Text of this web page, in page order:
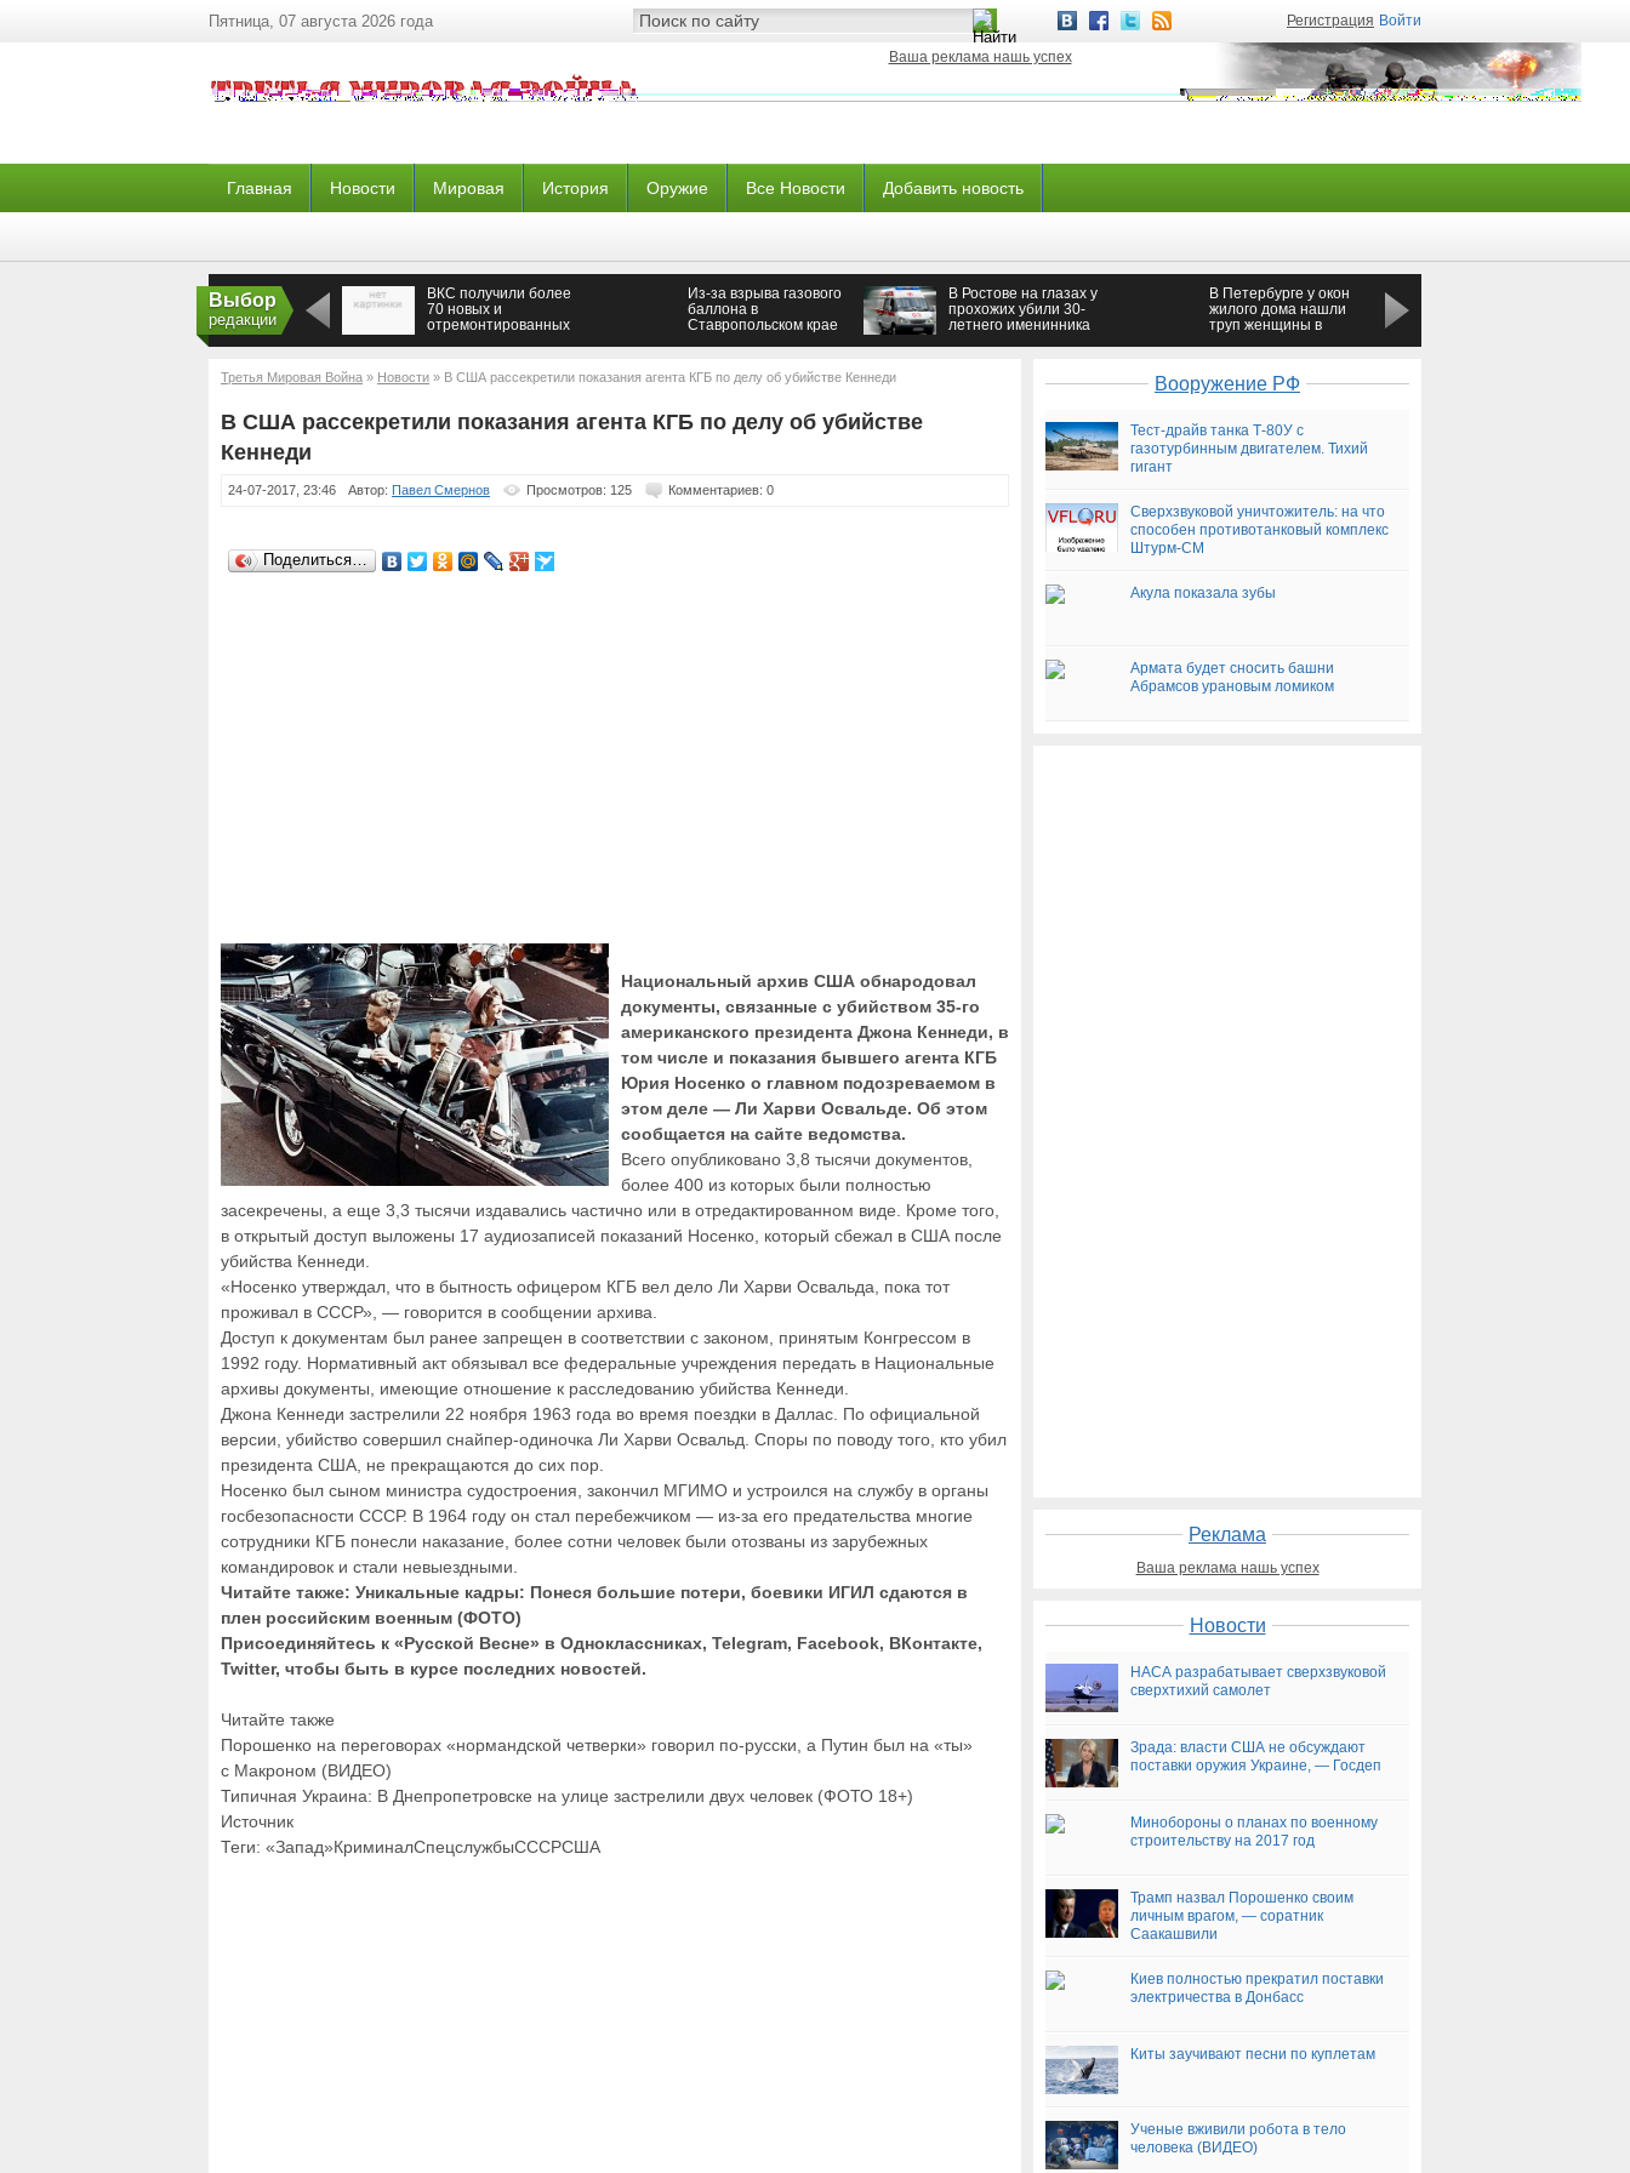
Пятница, 07 августа 2026 года Регистрация Войти
Ваша реклама нашь успех
Главная Новости Мировая История Оружие Все Новости Добавить новость
Выбор
редакции
ВКС получили более
70 новых и
отремонтированных
Из-за взрыва газового
баллона в
Ставропольском крае
В Ростове на глазах у
прохожих убили 30-
летнего именинника
В Петербурге у окон
жилого дома нашли
труп женщины в
Третья Мировая Война » Новости » В США рассекретили показания агента КГБ по делу об убийстве Кеннеди
В США рассекретили показания агента КГБ по делу об убийстве
Кеннеди
24-07-2017, 23:46 Автор: Павел Смернов Просмотров: 125 Комментариев: 0
Поделиться…
Национальный архив США обнародовал
документы, связанные с убийством 35-го
американского президента Джона Кеннеди, в
том числе и показания бывшего агента КГБ
Юрия Носенко о главном подозреваемом в
этом деле — Ли Харви Освальде. Об этом
сообщается на сайте ведомства.
Всего опубликовано 3,8 тысячи документов,
более 400 из которых были полностью
засекречены, а еще 3,3 тысячи издавались частично или в отредактированном виде. Кроме того,
в открытый доступ выложены 17 аудиозаписей показаний Носенко, который сбежал в США после
убийства Кеннеди.
«Носенко утверждал, что в бытность офицером КГБ вел дело Ли Харви Освальда, пока тот
проживал в СССР», — говорится в сообщении архива.
Доступ к документам был ранее запрещен в соответствии с законом, принятым Конгрессом в
1992 году. Нормативный акт обязывал все федеральные учреждения передать в Национальные
архивы документы, имеющие отношение к расследованию убийства Кеннеди.
Джона Кеннеди застрелили 22 ноября 1963 года во время поездки в Даллас. По официальной
версии, убийство совершил снайпер-одиночка Ли Харви Освальд. Споры по поводу того, кто убил
президента США, не прекращаются до сих пор.
Носенко был сыном министра судостроения, закончил МГИМО и устроился на службу в органы
госбезопасности СССР. В 1964 году он стал перебежчиком — из-за его предательства многие
сотрудники КГБ понесли наказание, более сотни человек были отозваны из зарубежных
командировок и стали невыездными.
Читайте также: Уникальные кадры: Понеся большие потери, боевики ИГИЛ сдаются в
плен российским военным (ФОТО)
Присоединяйтесь к «Русской Весне» в Одноклассниках, Telegram, Facebook, ВКонтакте,
Twitter, чтобы быть в курсе последних новостей.
Читайте также
Порошенко на переговорах «нормандской четверки» говорил по-русски, а Путин был на «ты»
с Макроном (ВИДЕО)
Типичная Украина: В Днепропетровске на улице застрелили двух человек (ФОТО 18+)
Источник
Теги: «Запад»КриминалСпецслужбыСССРСША
Вооружение РФ
Тест-драйв танка Т-80У с
газотурбинным двигателем. Тихий
гигант
Сверхзвуковой уничтожитель: на что
способен противотанковый комплекс
Штурм-СМ
Акула показала зубы
Армата будет сносить башни
Абрамсов урановым ломиком
Реклама
Ваша реклама нашь успех
Новости
НАСА разрабатывает сверхзвуковой
сверхтихий самолет
Зрада: власти США не обсуждают
поставки оружия Украине, — Госдеп
Минобороны о планах по военному
строительству на 2017 год
Трамп назвал Порошенко своим
личным врагом, — соратник
Саакашвили
Киев полностью прекратил поставки
электричества в Донбасс
Киты заучивают песни по куплетам
Ученые вживили робота в тело
человека (ВИДЕО)